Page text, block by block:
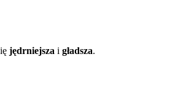
jędrniejsza i gładsza.